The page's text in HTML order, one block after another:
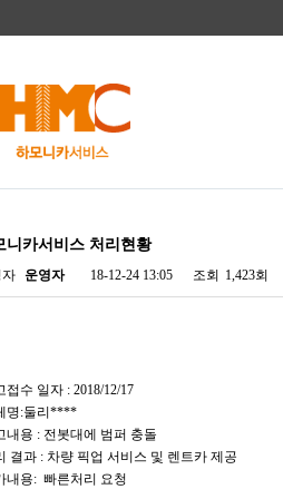
니카서비스 처리현황
자 운영자 18-12-24 13:05 조회 1,423회
접수 일자 : 2018/12/17
명:둘리****
내용 : 전봇대에 범퍼 충돌
결과 : 차량 픽업 서비스 및 렌트카 제공
내용: 빠른처리 요청